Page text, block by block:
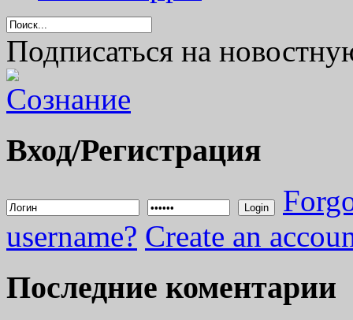
Подписаться на
Вход/Регистрация
Login
username? Create an
Последние коментарии